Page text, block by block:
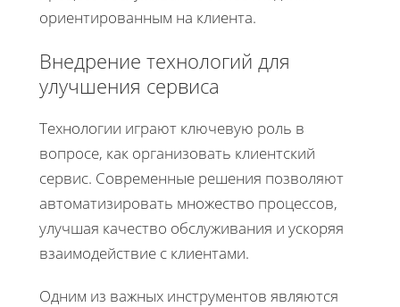
ориентированным на клиента.
Внедрение технологий для
улучшения сервиса
Технологии играют ключевую роль в
вопросе, как организовать клиентский
сервис. Современные решения позволяют
автоматизировать множество процессов,
улучшая качество обслуживания и ускоряя
взаимодействие с клиентами.
Одним из важных инструментов являются